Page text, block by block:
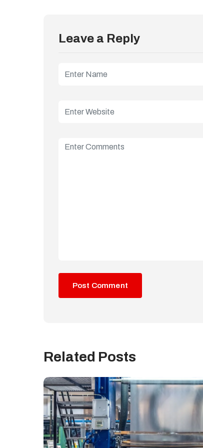
Leave a Reply
Related Posts